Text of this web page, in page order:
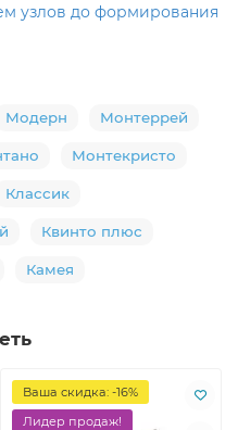
узлов до формирования
Модерн Монтеррей
Монтекристо
Классик
Квинто плюс
Камея
Ваша скидка: -16%
Лидер продаж!